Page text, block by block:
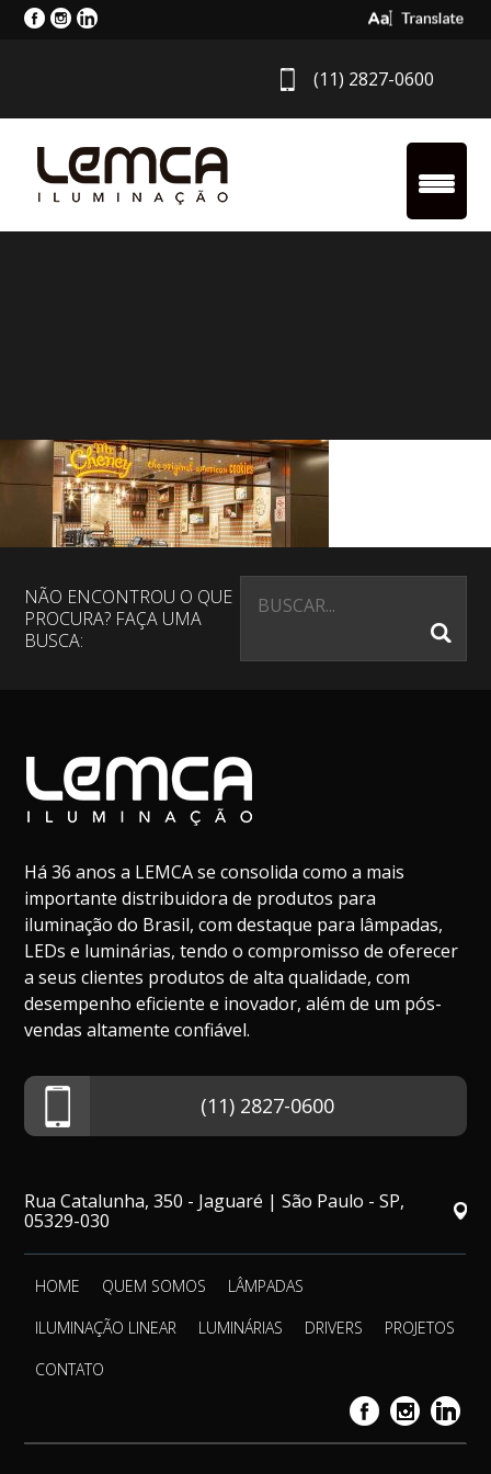
Select
(11) 2827-0600
NÃO ENCONTROU O QUE
PROCURA? FAÇA UMA
BUSCA:
Há 36 anos a LEMCA se consolida como a mais
importante distribuidora de produtos para
iluminação do Brasil, com destaque para lâmpadas,
LEDs e luminárias, tendo o compromisso de oferecer
a seus clientes produtos de alta qualidade, com
desempenho eficiente e inovador, além de um pós-
vendas altamente confiável.
(11) 2827-0600
Rua Catalunha, 350 - Jaguaré | São Paulo - SP,
05329-030
HOME QUEM SOMOS
LÂMPADAS
ILUMINAÇÃO LINEAR
LUMINÁRIAS DRIVERS
PROJETOS
CONTATO